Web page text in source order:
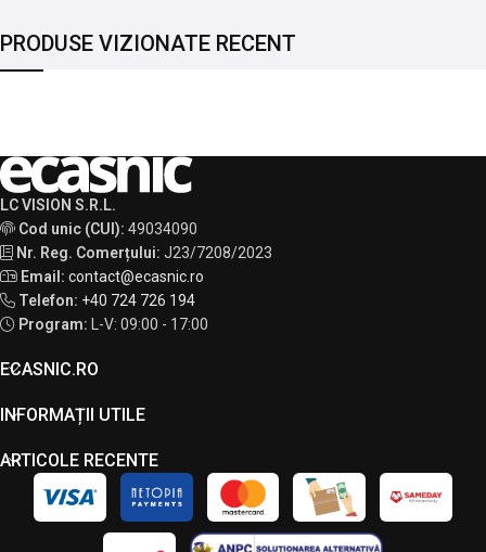
PRODUSE VIZIONATE RECENT
LC VISION S.R.L.
Cod unic (CUI): 49034090
Nr. Reg. Comerțului: J23/7208/2023
Email: contact@ecasnic.ro
Telefon: +40 724 726 194
Program:
L-V: 09:00 - 17:00
ECASNIC.RO
INFORMAȚII UTILE
ARTICOLE RECENTE